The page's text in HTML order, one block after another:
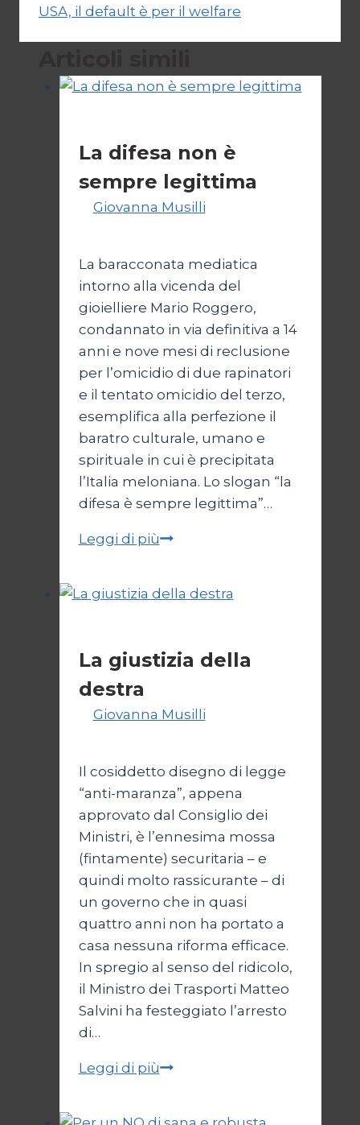
USA, il default è per il welfare
La difesa non è
sempre legittima
Giovanna Musilli
La baracconata mediatica
intorno alla vicenda del
gioielliere Mario Roggero,
condannato in via definitiva a 14
anni e nove mesi di reclusione
per l’omicidio di due rapinatori
e il tentato omicidio del terzo,
esemplifica alla perfezione il
baratro culturale, umano e
spirituale in cui è precipitata
l’Italia meloniana. Lo slogan “la
difesa è sempre legittima”…
Leggi di piùLa
è
La giustizia della
destra
Giovanna Musilli
Il cosiddetto disegno di legge
“anti-maranza”, appena
approvato dal Consiglio dei
Ministri, è l’ennesima mossa
(fintamente) securitaria – e
quindi molto rassicurante – di
un governo che in quasi
quattro anni non ha portato a
casa nessuna riforma efficace.
In spregio al senso del ridicolo,
il Ministro dei Trasporti Matteo
Salvini ha festeggiato l’arresto
di…
Leggi di piùLa